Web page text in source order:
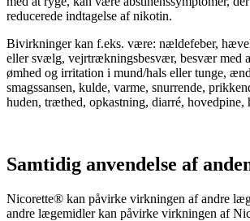
reducerede indtagelse af nikotin.
Bivirkninger kan f.eks. være: nældefeber,
eller svælg, vejrtrækningsbesvær, besvær med
ømhed og irritation i mund/hals eller tunge,
smagssansen, kulde, varme, snurrende,
huden, træthed, opkastning, diarré, hovedpine,
Samtidig anvendelse af
Nicorette® kan påvirke virkningen af andre
andre lægemidler kan påvirke virkningen af